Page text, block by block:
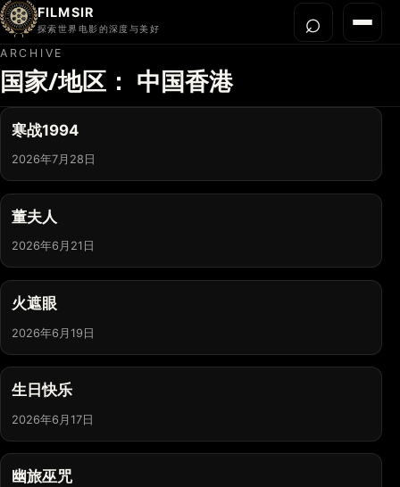
FILMSIR
探索世界电影的深度与美好 菜单
首页
今晚看什么
世界电影节
导演宇宙
影片库
关于我们
⌕打开
ARCHIVE
国家/地区： 中国香港
寒战1994
2026年7月28日
董夫人
2026年6月21日
火遮眼
2026年6月19日
生日快乐
2026年6月17日
幽旅巫咒